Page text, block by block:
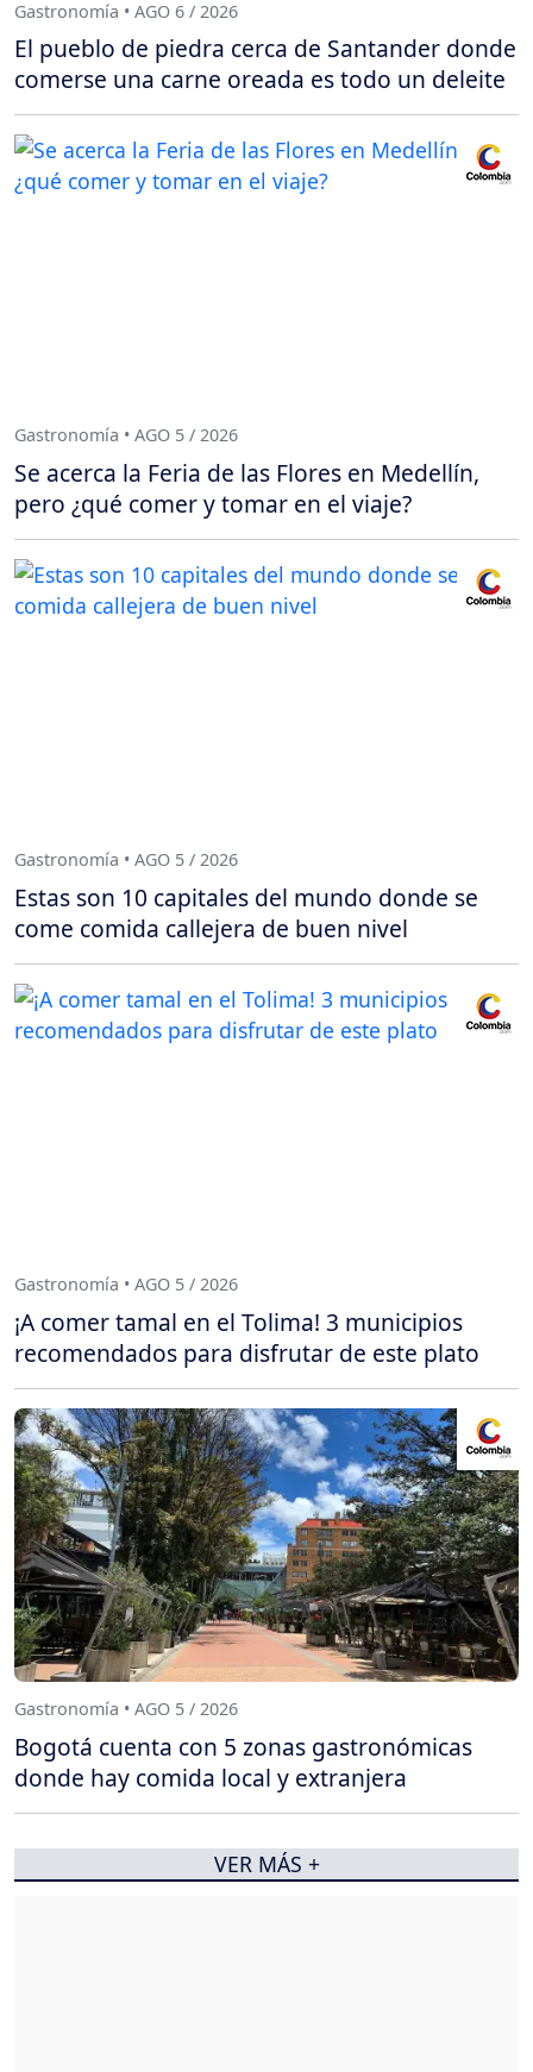
Gastronomía • AGO 6 / 2026
El pueblo de piedra cerca de Santander donde
comerse una carne oreada es todo un deleite
Gastronomía • AGO 5 / 2026
Se acerca la Feria de las Flores en Medellín,
pero ¿qué comer y tomar en el viaje?
Gastronomía • AGO 5 / 2026
Estas son 10 capitales del mundo donde se
come comida callejera de buen nivel
Gastronomía • AGO 5 / 2026
¡A comer tamal en el Tolima! 3 municipios
recomendados para disfrutar de este plato
Gastronomía • AGO 5 / 2026
Bogotá cuenta con 5 zonas gastronómicas
donde hay comida local y extranjera
VER MÁS +